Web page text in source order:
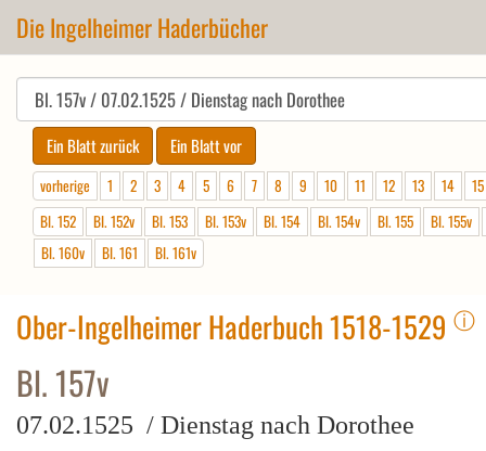
Die Ingelheimer Haderbücher
vorherige 1 2 3 4 5 6 7 8 9 10 11 12 13 14
15
Bl. 152
Bl. 152v Bl. 153 Bl. 153v Bl. 154 Bl. 154v Bl. 155
Bl. 155v
Bl. 160v
Bl. 161 Bl. 161v
Ober-Ingelheimer Haderbuch 1518-1529 ⓘ
Bl. 157v
07.02.1525 / Dienstag nach Dorothee